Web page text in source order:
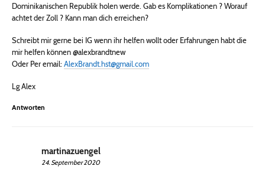
Dominikanischen Republik holen werde. Gab es Komplikationen ? Worauf
achtet der Zoll ? Kann man dich erreichen?
Schreibt mir gerne bei IG wenn ihr helfen wollt oder Erfahrungen habt die
mir helfen können @alexbrandtnew
Oder Per email: AlexBrandt.hst@gmail.com
Lg Alex
Antworten
martinazuengel
24. September 2020